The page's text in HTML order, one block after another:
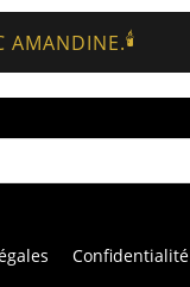
AMANDINE.🕯️
Confidentialité